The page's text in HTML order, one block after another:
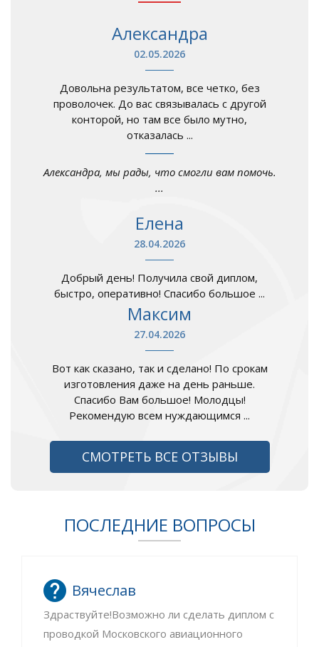
Александра
02.05.2026
Довольна результатом, все четко, без
проволочек. До вас связывалась с другой
конторой, но там все было мутно,
отказалась ...
Александра, мы рады, что смогли вам помочь.
...
Елена
28.04.2026
Добрый день! Получила свой диплом,
быстро, оперативно! Спасибо большое ...
Максим
27.04.2026
Вот как сказано, так и сделано! По срокам
изготовления даже на день раньше.
Спасибо Вам большое! Молодцы!
Рекомендую всем нуждающимся ...
СМОТРЕТЬ ВСЕ ОТЗЫВЫ
ПОСЛЕДНИЕ ВОПРОСЫ
Вячеслав
Здраствуйте!Возможно ли сделать диплом с
проводкой Московского авиационного